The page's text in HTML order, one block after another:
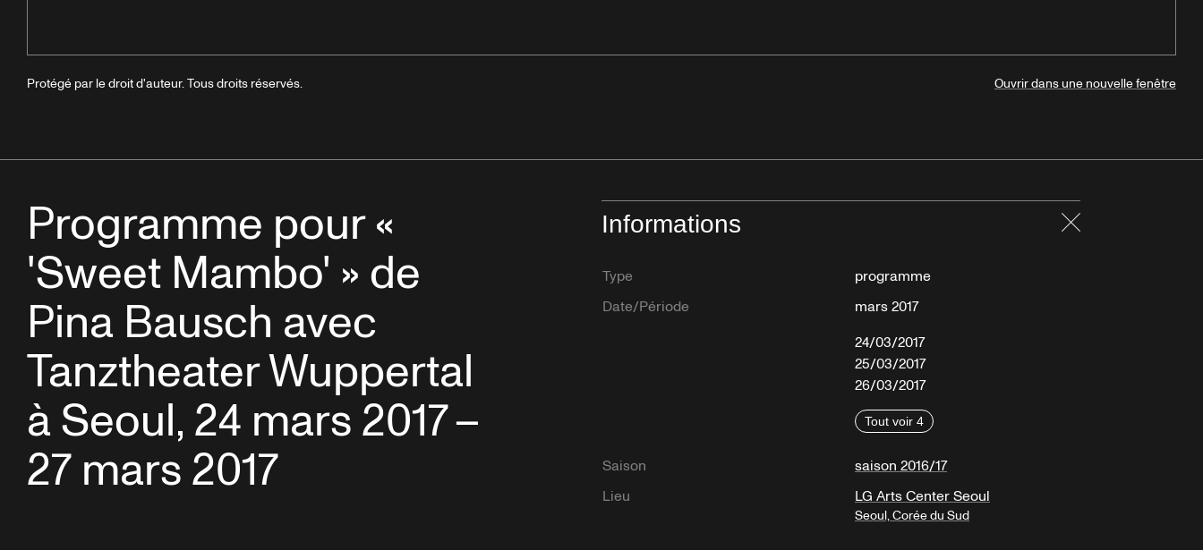
Protégé par le droit d'auteur. Tous droits réservés. Ouvrir dans une nouvelle fenêtre
Programme pour «
'Sweet Mambo' » de
Pina Bausch avec
Tanztheater Wuppertal
à Seoul, 24 mars 2017 –
27 mars 2017
Informations
Type
programme
Date/Période
mars 2017
24/03/2017
25/03/2017
26/03/2017
Tout voir 4
Saison
saison 2016/17
Lieu
LG Arts Center Seoul
Seoul, Corée du Sud